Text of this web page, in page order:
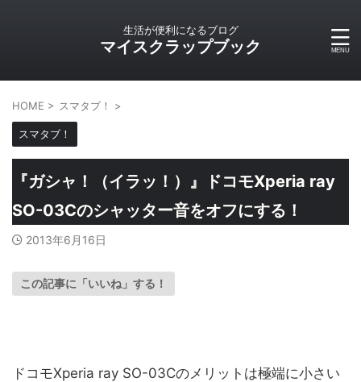
生活が便利になるブログ
マイスクラップブック
HOME > スマタブ！ >
スマタブ！
『ガシャ！（イラッ！）』ドコモXperia ray
SO-03Cのシャッター音をオフにする！
2013年6月16日
この記事に「いいね」する！
ドコモXperia ray SO-03Cのメリットは極端に小さい